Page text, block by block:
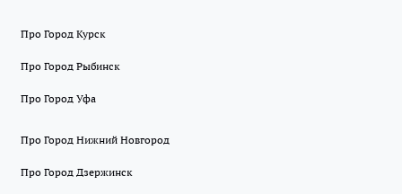
Про Город Курск
Про Город Рыбинск
Про Город Уфа
Про Город Нижний Новгород
Про Город Дзержинск